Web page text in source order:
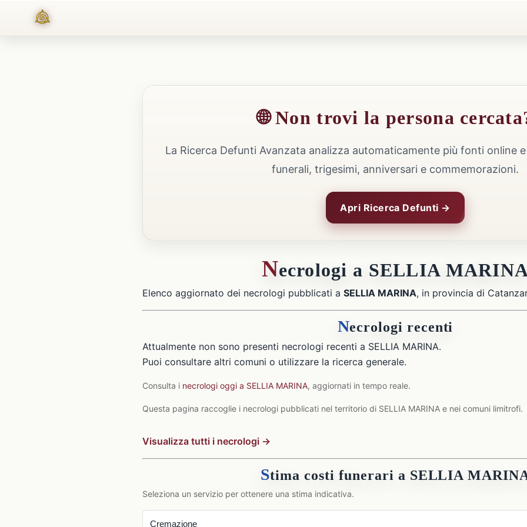
🌐 Non trovi la persona
La Ricerca Defunti Avanzata analizza automaticamente più fonti online
funerali, trigesimi, anniversari e commemorazioni.
Apri Ricerca Defunti →
Necrologi a SELLIA
Elenco aggiornato dei necrologi pubblicati a SELLIA MARINA, in provincia di
Necrologi recenti
Attualmente non sono presenti necrologi recenti a SELLIA MARINA.
Puoi consultare altri comuni o utilizzare la ricerca generale.
Consulta i necrologi oggi a SELLIA MARINA, aggiornati in tempo reale.
Questa pagina raccoglie i necrologi pubblicati nel territorio di SELLIA MARINA e nei comuni limitrofi.
Visualizza tutti i necrologi →
Stima costi funerari a SELLIA
Seleziona un servizio per ottenere una stima indicativa.